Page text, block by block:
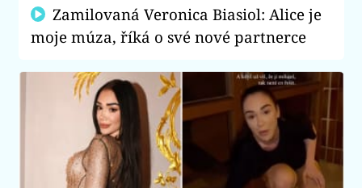
moje múza, říká o své nové partnerce